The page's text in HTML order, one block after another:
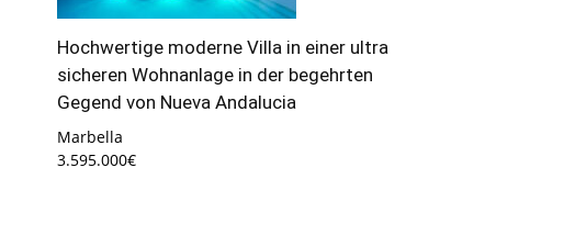
Hochwertige moderne Villa in einer ultra
sicheren Wohnanlage in der begehrten
Gegend von Nueva Andalucia
Marbella
3.595.000€